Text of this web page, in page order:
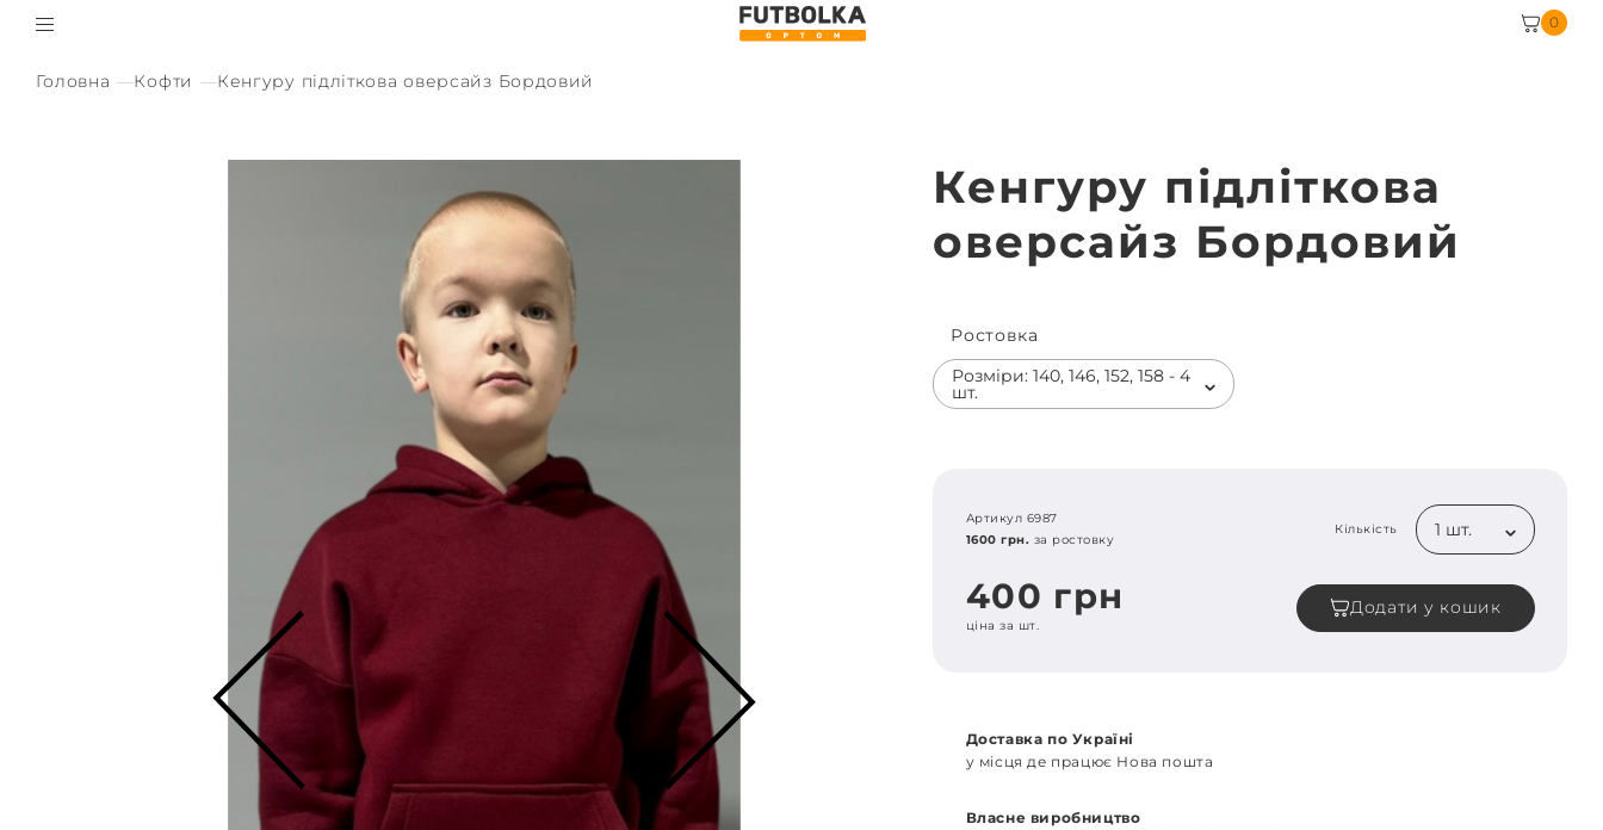
0
Головна Кофти Кенгуру підліткова оверсайз Бордовий
Кенгуру підліткова
оверсайз Бордовий
Ростовка
Розміри: 140, 146, 152, 158 - 4
шт.
Артикул 6987
1600 грн. за ростовку
Кількість 1 шт.
400 грн
ціна за шт.
Додати у кошик
Доставка по Україні
у місця де працює Нова пошта
Власне виробництво